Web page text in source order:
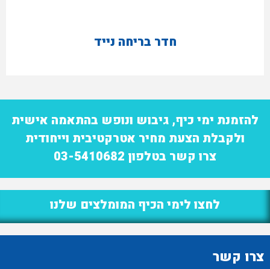
חדר בריחה נייד
להזמנת ימי כיף, גיבוש ונופש בהתאמה אישית
ולקבלת הצעת מחיר אטרקטיבית וייחודית
צרו קשר בטלפון 03-5410682
לחצו לימי הכיף המומלצים שלנו
צרו קשר